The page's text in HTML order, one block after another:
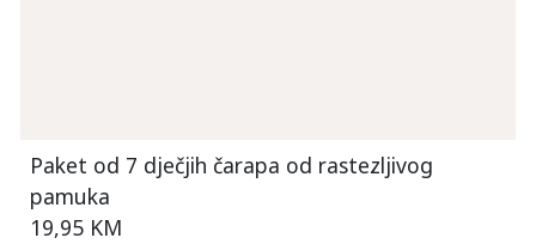
Paket od 7 dječjih čarapa od rastezljivog
pamuka
19,95 KM